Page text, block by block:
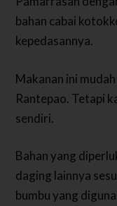
bahan cabai
kepedasannya.
Makanan ini
Rantepao. Tetapi
sendiri.
Bahan yang
daging lainnya
bumbu yang